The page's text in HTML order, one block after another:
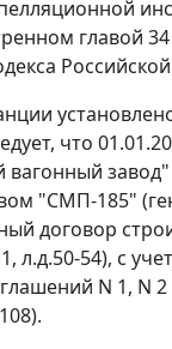
главой 34
что
завод"
"СМП-185"
договор
л.д.50-54), с
N 1, N 2